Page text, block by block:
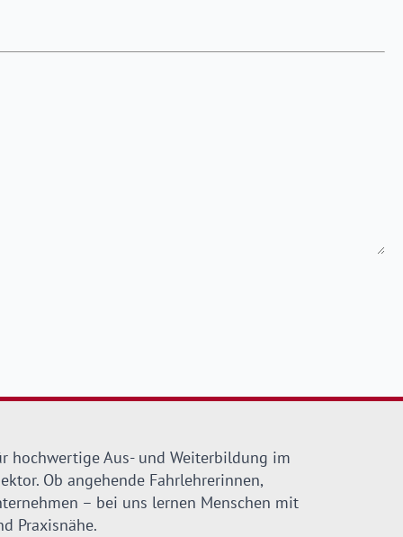
hochwertige Aus- und Weiterbildung im
Ob angehende Fahrlehrerinnen,
– bei uns lernen Menschen mit
Praxisnähe.